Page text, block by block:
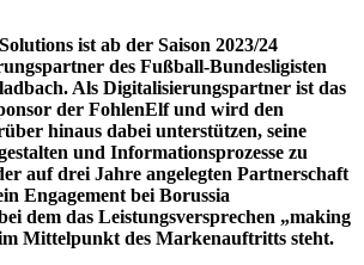
ist ab der Saison 2023/24
des Fußball-Bundesligisten
Als Digitalisierungspartner ist das
der FohlenElf und wird den
hinaus dabei unterstützen, seine
und Informationsprozesse zu
auf drei Jahre angelegten Partnerschaft
Engagement bei Borussia
dem das Leistungsversprechen „making
Mittelpunkt des Markenauftritts steht.